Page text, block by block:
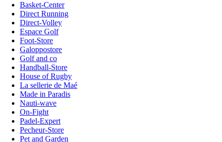
Basket-Center
Direct Running
Direct-Volley
Espace Golf
Foot-Store
Galoppostore
Golf and co
Handball-Store
House of Rugby
La sellerie de Maé
Made in Paradis
Nauti-wave
On-Fight
Padel-Expert
Pecheur-Store
Pet and Garden